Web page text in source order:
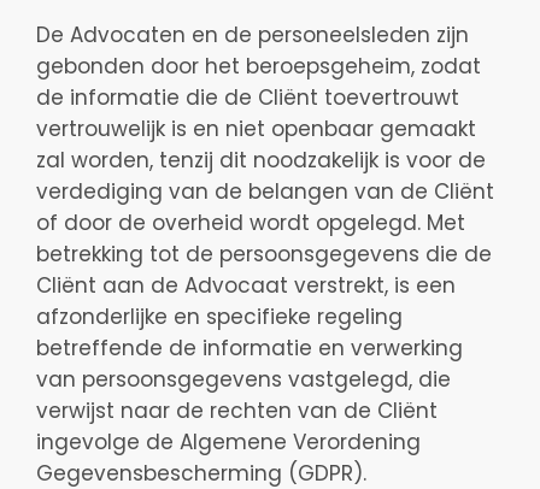
De Advocaten en de personeelsleden zijn
gebonden door het beroepsgeheim, zodat
de informatie die de Cliënt toevertrouwt
vertrouwelijk is en niet openbaar gemaakt
zal worden, tenzij dit noodzakelijk is voor de
verdediging van de belangen van de Cliënt
of door de overheid wordt opgelegd. Met
betrekking tot de persoonsgegevens die de
Cliënt aan de Advocaat verstrekt, is een
afzonderlijke en specifieke regeling
betreffende de informatie en verwerking
van persoonsgegevens vastgelegd, die
verwijst naar de rechten van de Cliënt
ingevolge de Algemene Verordening
Gegevensbescherming (GDPR).